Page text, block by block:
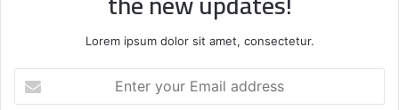
Lorem ipsum dolor sit amet, consectetur.